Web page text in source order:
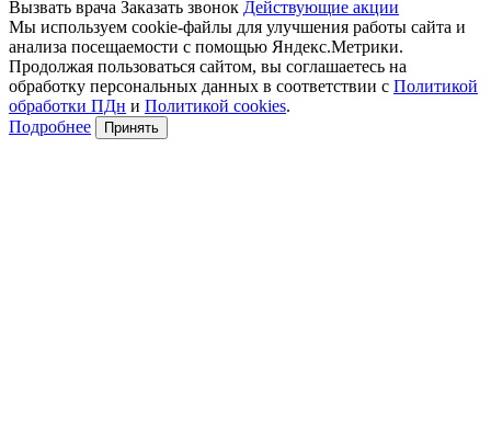
Вызвать врача Заказать звонок Действующие акции
Мы используем cookie-файлы для улучшения работы сайта и
анализа посещаемости с помощью Яндекс.Метрики.
Продолжая пользоваться сайтом, вы соглашаетесь на
обработку персональных данных в соответствии с Политикой
обработки ПДн и Политикой cookies.
Подробнее
Принять